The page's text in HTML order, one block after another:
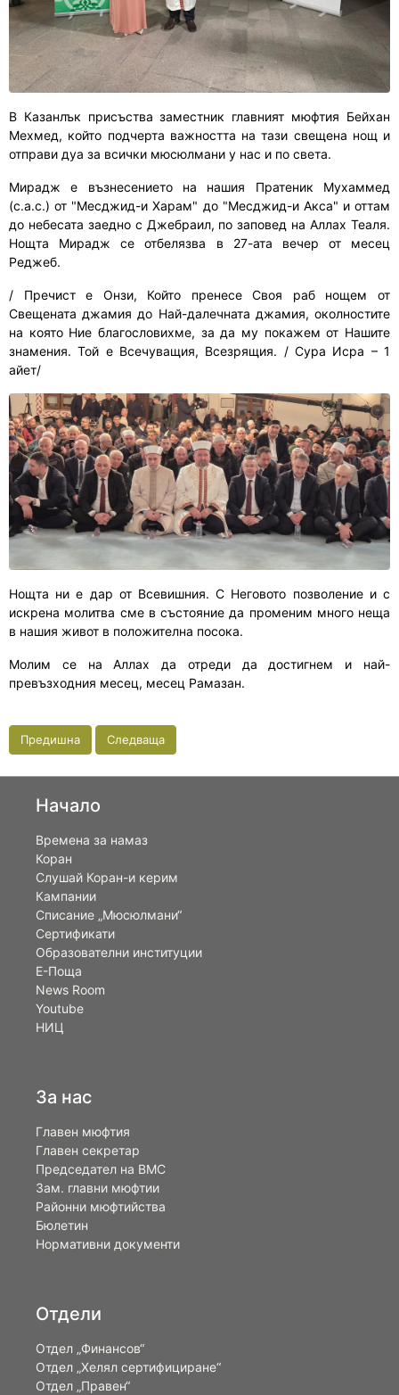
В Казанлък присъства заместник главният мюфтия Бейхан
Мехмед, който подчерта важността на тази свещена нощ и
отправи дуа за всички мюсюлмани у нас и по света.
Мирадж е възнесението на нашия Пратеник Мухаммед
(с.а.с.) от "Месджид-и Харам" до "Месджид-и Акса" и оттам
до небесата заедно с Джебраил, по заповед на Аллах Теаля.
Нощта Мирадж се отбелязва в 27-ата вечер от месец
Реджеб.
/ Пречист е Онзи, Който пренесе Своя раб нощем от
Свещената джамия до Най-далечната джамия, околностите
на която Ние благословихме, за да му покажем от Нашите
знамения. Той е Всечуващия, Всезрящия. / Сура Исра – 1
айет/
Нощта ни е дар от Всевишния. С Неговото позволение и с
искрена молитва сме в състояние да променим много неща
в нашия живот в положителна посока.
Молим се на Аллах да отреди да достигнем и най-
превъзходния месец, месец Рамазан.
Предишна Следваща
Начало
Времена за намаз
Коран
Слушай Коран-и керим
Кампании
Списание „Мюсюлмани“
Сертификати
Образователни институции
Е-Поща
News Room
Youtube
НИЦ
За нас
Главен мюфтия
Главен секретар
Председател на ВМС
Зам. главни мюфтии
Районни мюфтийства
Бюлетин
Нормативни документи
Отдели
Отдел „Финансов“
Отдел „Хелял сертифициране“
Отдел „Правен“